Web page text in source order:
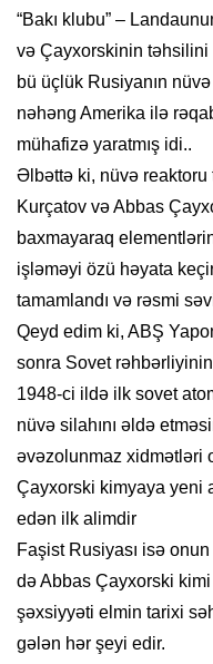
“Bakı klubu” –
və Çayxorskinin təhsilini
bü üçlük Rusiyanın
nəhəng Amerika ilə
mühafizə yaratmış idi..
Əlbəttə ki, nüvə reaktoru
Kurçatov və Abbas
baxmayaraq
işləməyi özü həyata
tamamlandı və rəsmi
Qeyd edim ki, ABŞ
sonra Sovet
1948-ci ildə ilk sovet
nüvə silahını əldə
əvəzolunmaz xidmətləri
Çayxorski kimyaya yeni
edən ilk alimdir
Faşist Rusiyası isə
də Abbas Çayxorski
şəxsiyyəti elmin tarixi
gələn hər şeyi edir.